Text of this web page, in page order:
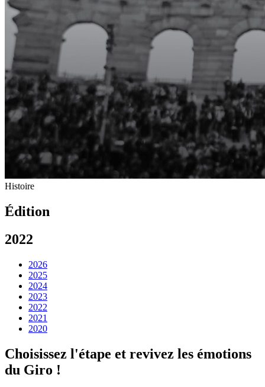
Histoire
Édition
2022
2026
2025
2024
2023
2022
2021
2020
Choisissez l'étape et revivez les émotions
du Giro !